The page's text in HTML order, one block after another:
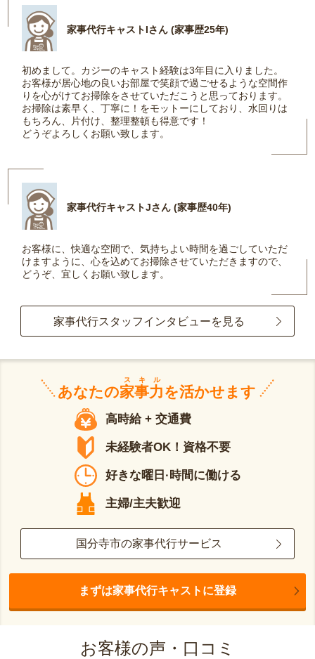
家事代行キャストIさん (家事歴25年)
初めまして。カジーのキャスト経験は3年目に入りました。
お客様が居心地の良いお部屋で笑顔で過ごせるような空間作
りを心がけてお掃除をさせていただこうと思っております。
お掃除は素早く、丁寧に！をモットーにしており、水回りは
もちろん、片付け、整理整頓も得意です！
どうぞよろしくお願い致します。
家事代行キャストJさん (家事歴40年)
お客様に、快適な空間で、気持ちよい時間を過ごしていただ
けますように、心を込めてお掃除させていただきますので、
どうぞ、宜しくお願い致します。
家事代行スタッフインタビューを見る
あなたの家事力
スキル
を活かせます
高時給 + 交通費
未経験者OK！資格不要
好きな曜日·時間に働ける
主婦/主夫歓迎
国分寺市の家事代行サービス
まずは家事代行キャストに登録
お客様の声・口コミ